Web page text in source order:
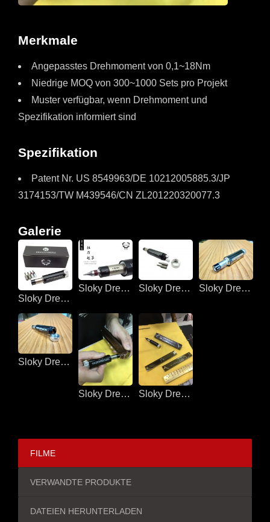
Merkmale
Angepasstes Drehmoment von 0,1~18Nm
Niedrige MOQ von 300~1000 Sets pro Projekt
Muster verfügbar, wenn Drehmoment und
Spezifikation informiert sind
Spezifikation
Patent Nr. US 8549963/DE 10212005885.3/JP
3174153/TW M439546/CN ZL201220320077.3
Galerie
Sloky Drehmomentschraubendreher für Harmonikas
Sloky Drehmomentschraubendreher für Harmonikas Sloky Drehmomentschraubendreher für Harmonikas Sloky Drehmomentschraubendreher für Harmonikas
Sloky Drehmomentschraubendreher für Harmonikas
Sloky Drehmomentschraubendreher für Harmonikas Sloky Drehmomentschraubendreher für Harmonikas
FILME
VERWANDTE PRODUKTE
DATEIEN HERUNTERLADEN